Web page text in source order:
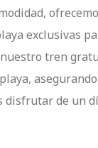
exclusivas
tren
disfrutar de un